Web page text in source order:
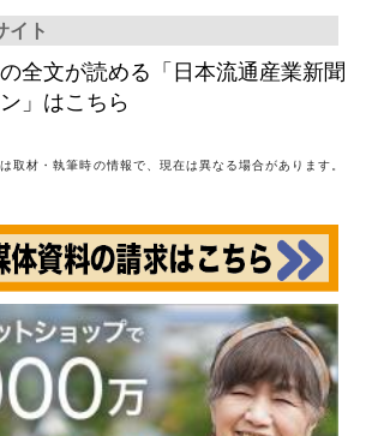
イト
全文が読める「日本流通産業新聞
」はこちら
取材・執筆時の情報で、現在は異なる場合があります。